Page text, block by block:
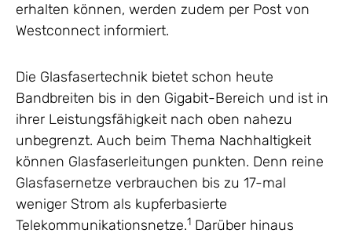
erhalten können, werden zudem per Post von
Westconnect informiert.
Die Glasfasertechnik bietet schon heute
Bandbreiten bis in den Gigabit-Bereich und ist in
ihrer Leistungsfähigkeit nach oben nahezu
unbegrenzt. Auch beim Thema Nachhaltigkeit
können Glasfaserleitungen punkten. Denn reine
Glasfasernetze verbrauchen bis zu 17-mal
weniger Strom als kupferbasierte
Telekommunikationsnetze.1 Darüber hinaus